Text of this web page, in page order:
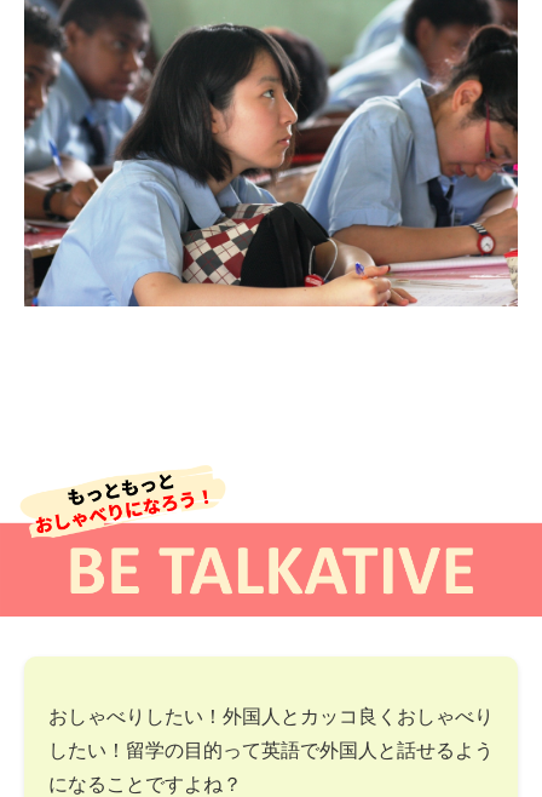
おしゃべりしたい！外国人とカッコ良くおしゃべり
したい！留学の目的って英語で外国人と話せるよう
になることですよね？